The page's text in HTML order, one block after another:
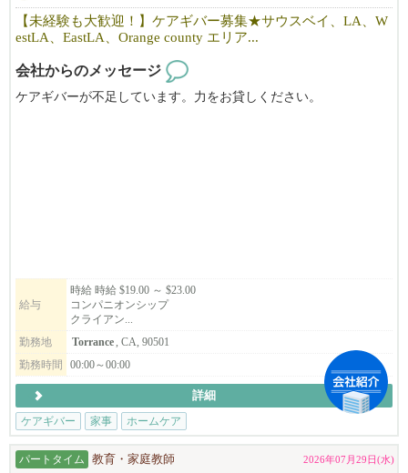
・家族のような和気あいあいとした
・雰囲気の中で働けます！
・まかないのお味はピカイチ！
・お仕事も頑張れちゃいます！
【未経験も大歓迎！】ケアギバー募集★サウスベイ、LA、W
estLA、EastLA、Orange county エリア...
会社からのメッセージ
ケアギバーが不足しています。力をお貸しください。
サウスベイ、LA、WestLA、EastLA、Pasadena、MonteryPark, Oran
ge countyなどでお仕事があります。
ご応募お待ちしております。
給与
時給 時給 $19.00 ～ $23.00
コンパニオンシップ
クライアン...
勤務地
Torrance, CA, 90501
勤務時間
00:00～00:00
詳細
ケアギバー
家事 ホームケア
パートタイム 教育・家庭教師 2026年07月29日(水)